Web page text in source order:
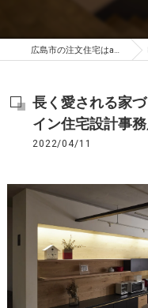
広島市の注文住宅はasazu design office
長く愛される家
イン住宅設計事
2022/04/11